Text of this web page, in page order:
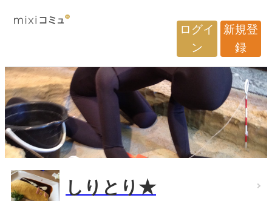
ログイ
ン
新規登
録
しりとり★